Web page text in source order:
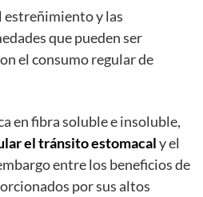
estreñimiento y las
que pueden ser
el consumo regular de
en fibra soluble e insoluble,
el tránsito estomacaly el
entre los beneficios de
por sus altos